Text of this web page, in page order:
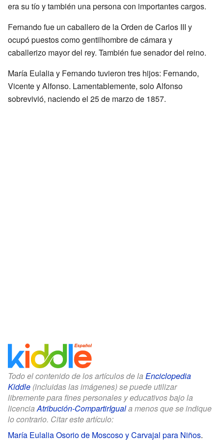
era su tío y también una persona con importantes cargos.
Fernando fue un caballero de la Orden de Carlos III y
ocupó puestos como gentilhombre de cámara y
caballerizo mayor del rey. También fue senador del reino.
María Eulalia y Fernando tuvieron tres hijos: Fernando,
Vicente y Alfonso. Lamentablemente, solo Alfonso
sobrevivió, naciendo el 25 de marzo de 1857.
Todo el contenido de los artículos de la Enciclopedia
Kiddle (incluidas las imágenes) se puede utilizar
libremente para fines personales y educativos bajo la
licenciaAtribución-CompartirIguala menos que se indique
lo contrario. Citar este artículo:
María Eulalia Osorio de Moscoso y Carvajal para Niños.